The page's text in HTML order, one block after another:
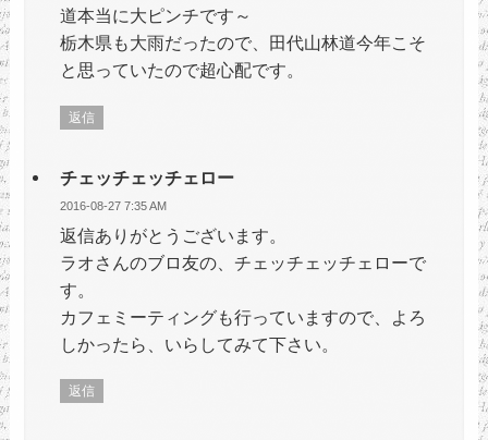
道本当に大ピンチです～
栃木県も大雨だったので、田代山林道今年こそ
と思っていたので超心配です。
返信
チェッチェッチェロー
2016-08-27 7:35 AM
返信ありがとうございます。
ラオさんのブロ友の、チェッチェッチェローで
す。
カフェミーティングも行っていますので、よろ
しかったら、いらしてみて下さい。
返信